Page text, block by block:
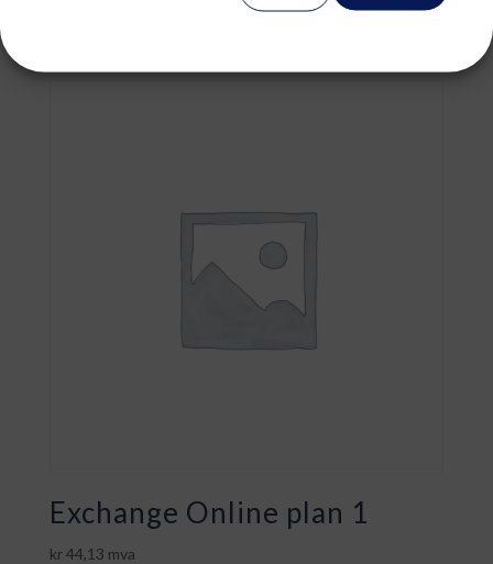
Exchange Online plan 1
kr44,13 mva